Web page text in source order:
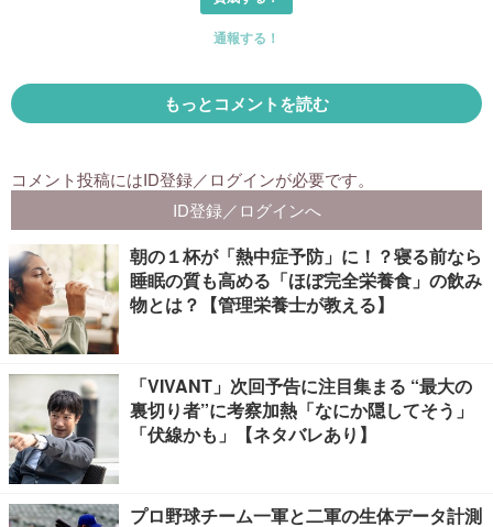
朝の１杯が「熱中症予防」に！？寝る前なら
睡眠の質も高める「ほぼ完全栄養食」の飲み
物とは？【管理栄養士が教える】
「VIVANT」次回予告に注目集まる “最大の
裏切り者”に考察加熱「なにか隠してそう」
「伏線かも」【ネタバレあり】
プロ野球チーム一軍と二軍の生体データ計測